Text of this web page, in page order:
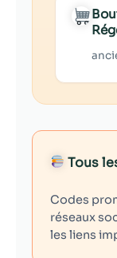
Tous
Codes
réseaux
les liens